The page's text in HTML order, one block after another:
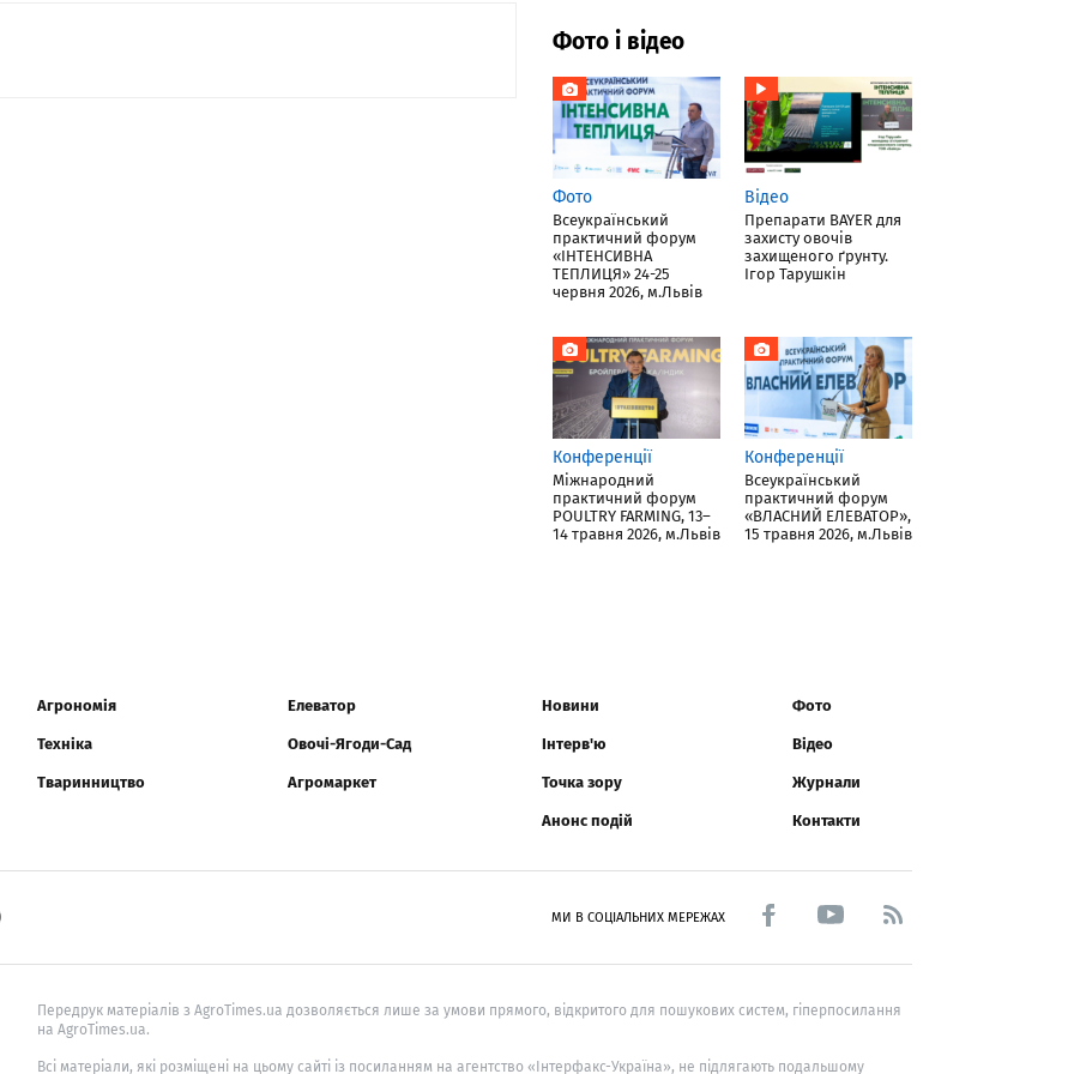
Фото і відео
Фото
Всеукраїнський
практичний форум
«ІНТЕНСИВНА
ТЕПЛИЦЯ» 24-25
червня 2026, м.Львів
Відео
Препарати BAYER для
захисту овочів
захищеного ґрунту.
Ігор Тарушкін
Конференції
Міжнародний
практичний форум
POULTRY FARMING, 13–
14 травня 2026, м.Львів
Конференції
Всеукраїнський
практичний форум
«ВЛАСНИЙ ЕЛЕВАТОР»,
15 травня 2026, м.Львів
Агрономія
Техніка
Тваринництво
Елеватор
Овочі-Ягоди-Сад
Агромаркет
Новини
Інтерв'ю
Точка зору
Анонс подій
Фото
Відео
Журнали
Контакти
МИ В СОЦІАЛЬНИХ МЕРЕЖАХ
Передрук матеріалів з AgroTimes.ua дозволяється лише за умови прямого, відкритого для пошукових систем, гіперпосилання
на AgroTimes.ua.
Всі матеріали, які розміщені на цьому сайті із посиланням на агентство «Інтерфакс-Україна», не підлягають подальшому